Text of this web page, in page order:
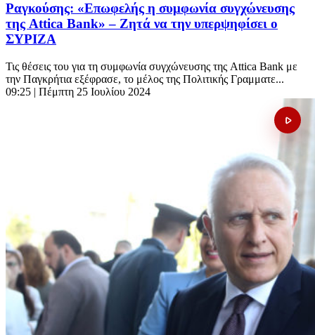
Ραγκούσης: «Επωφελής η συμφωνία συγχώνευσης
της Attica Bank» – Ζητά να την υπερψηφίσει ο
ΣΥΡΙΖΑ
Τις θέσεις του για τη συμφωνία συγχώνευσης της Attica Bank με
την Παγκρήτια εξέφρασε, το μέλος της Πολιτικής Γραμματε...
09:25 | Πέμπτη 25 Ιουλίου 2024